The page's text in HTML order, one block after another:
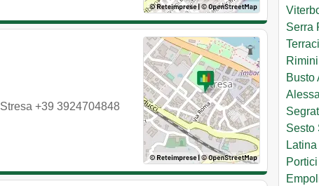
Stresa +39 3924704848
Serra
Busto
Sesto